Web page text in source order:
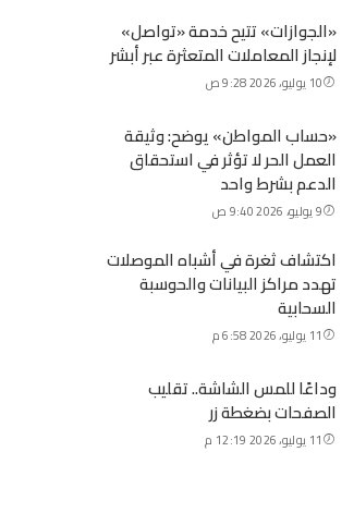
«الجوازات» تتيح خدمة «تواصل»
لإنجاز المعاملات المتعثرة عبر أبشر
10 يوليو، 2026 9:28 ص
«حساب المواطن» يوضح: وثيقة
العمل الحر لا تؤثر في استحقاق
الدعم بشرط واحد
9 يوليو، 2026 9:40 ص
اكتشاف ثغرة في أشباه الموصلات
تهدد مراكز البيانات والحوسبة
السحابية
11 يوليو، 2026 6:58 م
وداعًا للمس الشاشة.. تقليب
الصفحات بضغطة زر
11 يوليو، 2026 12:19 م